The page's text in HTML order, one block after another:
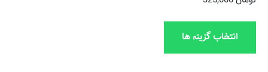
4.00
انتخاب گزینه ها